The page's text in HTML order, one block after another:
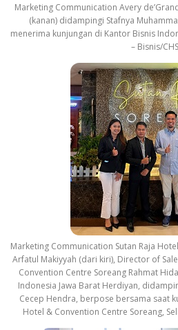
Marketing Communication Avery
(kanan) didampingi Stafnya
menerima kunjungan di Kantor Bisnis
– Bisnis/CHS
Marketing Communication Sutan Raja
Arfatul Makiyyah (dari kiri), Director of
Convention Centre Soreang Rahmat
Indonesia Jawa Barat Herdiyan,
Cecep Hendra, berpose bersama saat
Hotel & Convention Centre Soreang,